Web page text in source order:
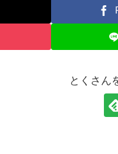
とくさん